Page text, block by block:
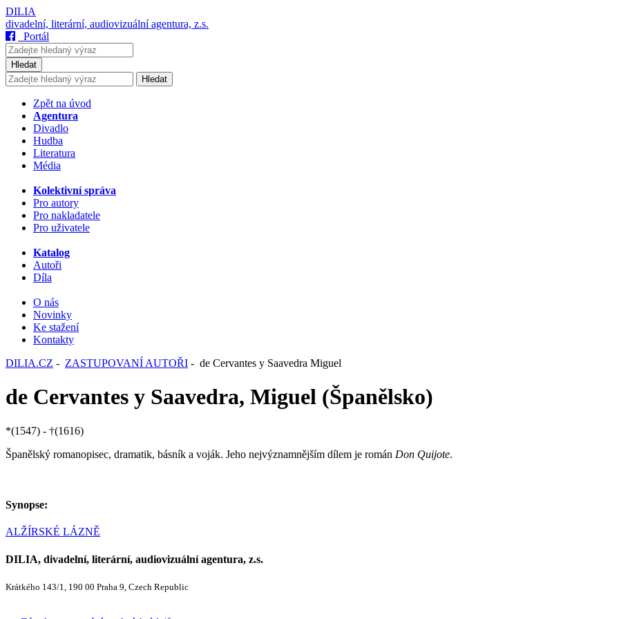
DILIA
divadelní, literární, audiovizuální agentura, z.s.
Portál
Hledat
Hledat
Zpět na úvod
Agentura
Divadlo
Hudba
Literatura
Média
Kolektivní správa
Pro autory
Pro nakladatele
Pro uživatele
Katalog
Autoři
Díla
O nás
Novinky
Ke stažení
Kontakty
DILIA.CZ - ZASTUPOVANÍ AUTOŘI - de Cervantes y Saavedra Miguel
de Cervantes y Saavedra, Miguel (Španělsko)
*(1547) - †(1616)
Španělský romanopisec, dramatik, básník a voják. Jeho nejvýznamnějším dílem je román Don Quijote.
Synopse:
ALŽÍRSKÉ LÁZNĚ
DILIA, divadelní, literární, audiovizuální agentura, z.s.
Krátkého 143/1, 190 00 Praha 9, Czech Republic